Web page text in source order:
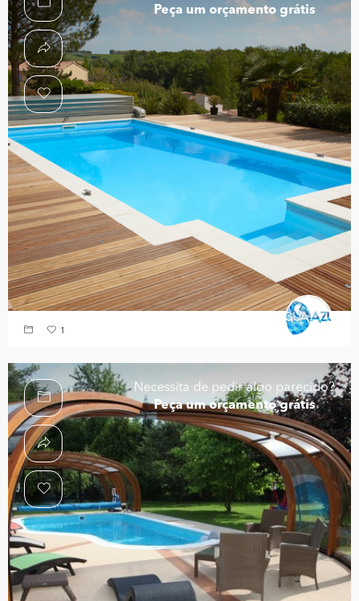
Peça um orçamento grátis
1
Necessita de pedir algo parecido?
Peça um orçamento grátis